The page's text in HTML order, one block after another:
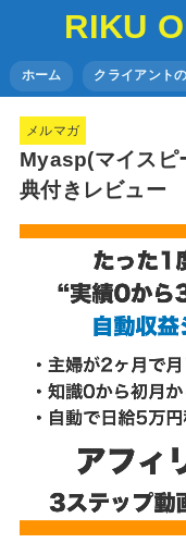
RIKU
ホーム クライアント
メルマガ
Myasp(マイスピ
典付きレビュー